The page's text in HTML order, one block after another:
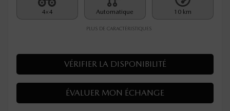
4×4 Automatique 10 km
PLUS DE CARACTÉRISTIQUES
VÉRIFIER LA DISPONIBILITÉ
ÉVALUER MON ÉCHANGE